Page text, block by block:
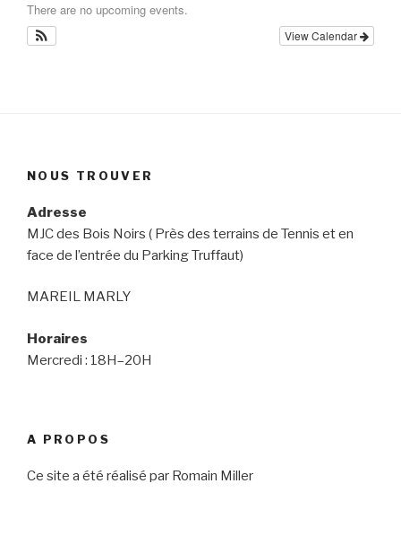
There are no upcoming events.
View Calendar
NOUS TROUVER
Adresse
MJC des Bois Noirs ( Près des terrains de Tennis et en
face de l’entrée du Parking Truffaut)
MAREIL MARLY
Horaires
Mercredi : 18H–20H
A PROPOS
Ce site a été réalisé par Romain Miller